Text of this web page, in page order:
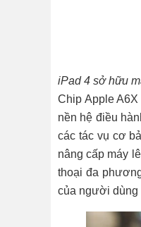
iPad 4 sở hữu
Chip Apple
nền hệ điều
các tác vụ cơ
nâng cấp máy
thoại đa
của người dùng